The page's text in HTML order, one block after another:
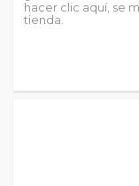
hacer clic aquí, se
tienda.